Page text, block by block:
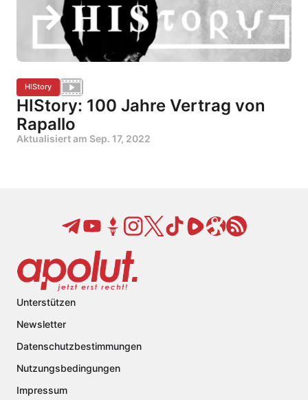
HIStory
HIStory: 100 Jahre Vertrag von
Rapallo
Aktualisiert am Sep. 17, 2022
Unterstützen
Newsletter
Datenschutzbestimmungen
Nutzungsbedingungen
Impressum